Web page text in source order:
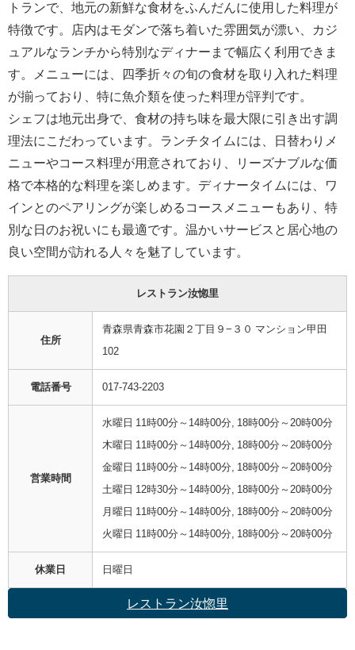
トランで、地元の新鮮な食材をふんだんに使用した料理が
特徴です。店内はモダンで落ち着いた雰囲気が漂い、カジ
ュアルなランチから特別なディナーまで幅広く利用できま
す。メニューには、四季折々の旬の食材を取り入れた料理
が揃っており、特に魚介類を使った料理が評判です。
シェフは地元出身で、食材の持ち味を最大限に引き出す調
理法にこだわっています。ランチタイムには、日替わりメ
ニューやコース料理が用意されており、リーズナブルな価
格で本格的な料理を楽しめます。ディナータイムには、ワ
インとのペアリングが楽しめるコースメニューもあり、特
別な日のお祝いにも最適です。温かいサービスと居心地の
良い空間が訪れる人々を魅了しています。
レストラン汝惚里
住所
青森県青森市花園２丁目９−３０ マンション甲田
102
電話番号 017-743-2203
営業時間
水曜日 11時00分～14時00分, 18時00分～20時00分
木曜日 11時00分～14時00分, 18時00分～20時00分
金曜日 11時00分～14時00分, 18時00分～20時00分
土曜日 12時30分～14時00分, 18時00分～20時00分
月曜日 11時00分～14時00分, 18時00分～20時00分
火曜日 11時00分～14時00分, 18時00分～20時00分
休業日 日曜日
レストラン汝惚里